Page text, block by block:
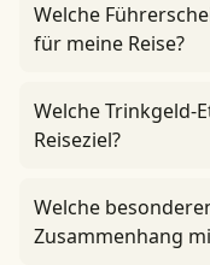
Welche
für meine Reise?
Welche Trinkgeld-
Reiseziel?
Welche
Zusammenhang